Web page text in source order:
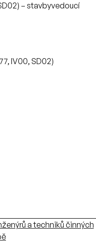
– stavbyvedoucí
IV00, SD02)
a techniků činných